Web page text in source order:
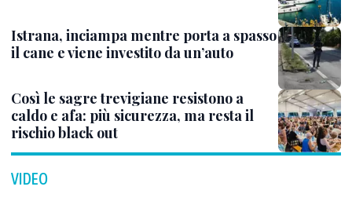
Istrana, inciampa mentre porta a spasso
il cane e viene investito da un’auto
Così le sagre trevigiane resistono a
caldo e afa: più sicurezza, ma resta il
rischio black out
VIDEO